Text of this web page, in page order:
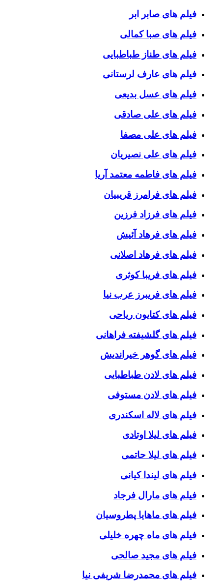
فیلم های صابر ابر
فیلم های صبا کمالی
فیلم های طناز طباطبایی
فیلم های عارف لرستانی
فیلم های عسل بدیعی
فیلم های علی صادقی
فیلم های علی مصفا
فیلم های علی نصیریان
فیلم های فاطمه معتمد آریا
فیلم های فرامرز قریبیان
فیلم های فرزاد فرزین
فیلم های فرهاد آئیش
فیلم های فرهاد اصلانی
فیلم های فریبا کوثری
فیلم های فریبرز عرب نیا
فیلم های کتایون ریاحی
فیلم های گلشیفته فراهانی
فیلم های گوهر خیراندیش
فیلم های لادن طباطبایی
فیلم های لادن مستوفی
فیلم های لاله اسکندری
فیلم های لیلا اوتادی
فیلم های لیلا حاتمی
فیلم های لیندا کیانی
فیلم های مارال فرجاد
فیلم های ماهایا پطروسیان
فیلم های ماه چهره خلیلی
فیلم های مجید صالحی
فیلم های محمدرضا شریفی نیا